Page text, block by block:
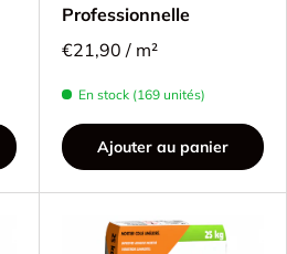
Professionnelle
€21,90 / m²
En stock (169 unités)
Ajouter au panier